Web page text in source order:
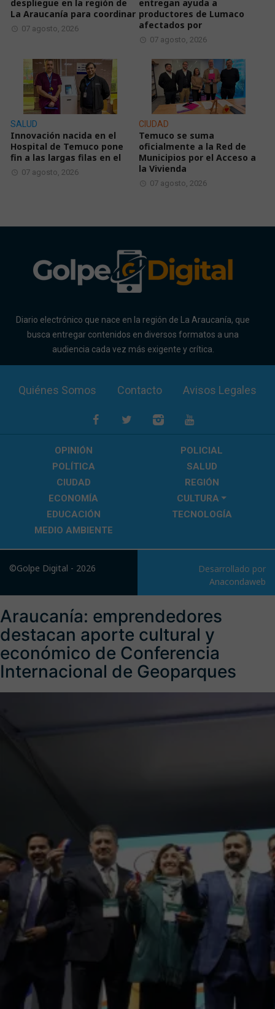
despliegue en la región de
La Araucanía para coordinar
07 agosto, 2026
entregan ayuda a
productores de Lumaco
afectados por
07 agosto, 2026
SALUD
Innovación nacida en el
Hospital de Temuco pone
fin a las largas filas en el
07 agosto, 2026
CIUDAD
Temuco se suma
oficialmente a la Red de
Municipios por el Acceso a
la Vivienda
07 agosto, 2026
Diario electrónico que nace en la región de La Araucanía, que
busca entregar contenidos en diversos formatos a una
audiencia cada vez más exigente y crítica.
Quiénes Somos Contacto Avisos Legales
OPINIÓN
POLICIAL
POLÍTICA
SALUD
CIUDAD
REGIÓN
ECONOMÍA
CULTURA
EDUCACIÓN
TECNOLOGÍA
MEDIO AMBIENTE
©Golpe Digital - 2026
Desarrollado por
Anacondaweb
Araucanía: emprendedores
destacan aporte cultural y
económico de Conferencia
Internacional de Geoparques